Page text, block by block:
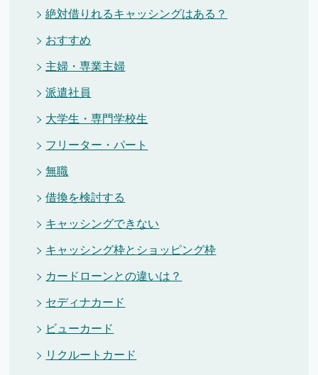
絶対借りれるキャッシングはある？
おすすめ
主婦・専業主婦
派遣社員
大学生・専門学校生
フリーター・パート
無職
借換を検討する
キャッシングできない
キャッシング枠とショッピング枠
カードローンとの違いは？
セディナカード
ビューカード
リクルートカード